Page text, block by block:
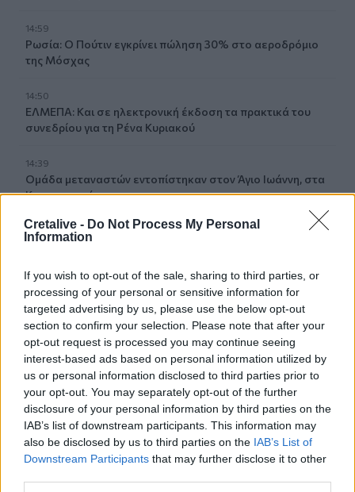
Cretalive - Do Not Process My Personal
Information
If you wish to opt-out of the sale, sharing to third parties, or
processing of your personal or sensitive information for
targeted advertising by us, please use the below opt-out
section to confirm your selection. Please note that after your
opt-out request is processed you may continue seeing
interest-based ads based on personal information utilized by
us or personal information disclosed to third parties prior to
your opt-out. You may separately opt-out of the further
disclosure of your personal information by third parties on the
IAB’s list of downstream participants. This information may
also be disclosed by us to third parties on the IAB’s List of
Downstream Participants that may further disclose it to other
14:59
Ρωσία: Ο Πούτιν εγκρίνει πώληση 30% στο αεροδρόμιο
της Μόσχας
14:50
ΕΛΜΕΠΑ: Και σε ηλεκτρονική έκδοση τα πρακτικά του
συνεδρίου για τη Ρένα Κυριακού
14:39
Ομάδα μεταναστών εντοπίστηκαν στον Άγιο Ιωάννη, στα
Καπετανιανά
14:36
14:29
Γερμανία: Εθνικό Συμβούλιο Ασφαλείας για το
περιστατικό με drone στο αεροδρόμιο της Λειψίας
14:29
Χανιά: Θάνατος 64χρονου σε πισίνα ξενοδοχείου - Μια
σύλληψη
14:21
Ισπανία: Εξαρθρώθηκε οργάνωση που διακινούσε
ναρκωτικά και μετανάστες